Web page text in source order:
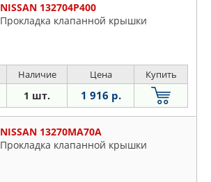
NISSAN 132704P400
Прокладка клапанной крышки
Наличие Цена Купить
1 шт. 1 916 р.
NISSAN 13270MA70A
Прокладка клапанной крышки